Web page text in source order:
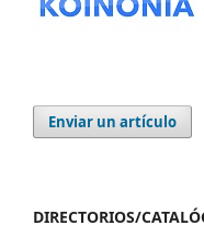
Enviar un artículo
DIRECTORIOS/